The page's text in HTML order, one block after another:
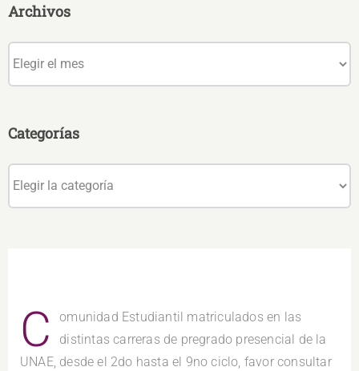
C
omunidad Estudiantil matriculados en las
distintas carreras de pregrado presencial de la
UNAE, desde el 2do hasta el 9no ciclo, favor consultar
Archivos
Categorías